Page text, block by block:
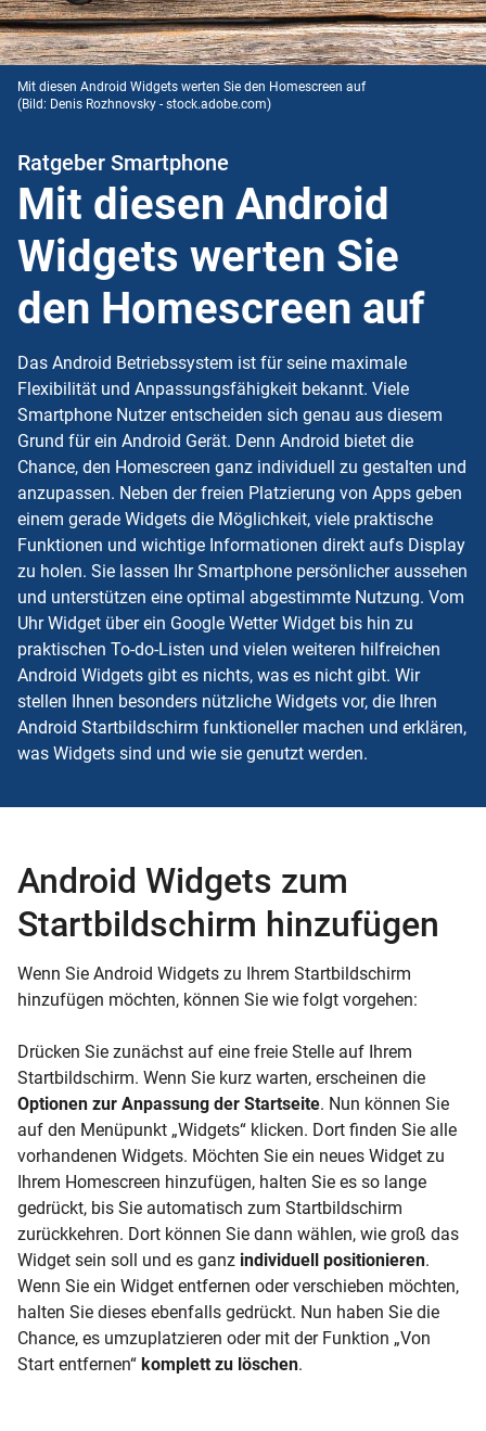
Mit diesen Android Widgets werten Sie den Homescreen auf
(Bild: Denis Rozhnovsky - stock.adobe.com)
Ratgeber Smartphone
Mit diesen Android
Widgets werten Sie
den Homescreen auf
Das Android Betriebssystem ist für seine maximale
Flexibilität und Anpassungsfähigkeit bekannt. Viele
Smartphone Nutzer entscheiden sich genau aus diesem
Grund für ein Android Gerät. Denn Android bietet die
Chance, den Homescreen ganz individuell zu gestalten und
anzupassen. Neben der freien Platzierung von Apps geben
einem gerade Widgets die Möglichkeit, viele praktische
Funktionen und wichtige Informationen direkt aufs Display
zu holen. Sie lassen Ihr Smartphone persönlicher aussehen
und unterstützen eine optimal abgestimmte Nutzung. Vom
Uhr Widget über ein Google Wetter Widget bis hin zu
praktischen To-do-Listen und vielen weiteren hilfreichen
Android Widgets gibt es nichts, was es nicht gibt. Wir
stellen Ihnen besonders nützliche Widgets vor, die Ihren
Android Startbildschirm funktioneller machen und erklären,
was Widgets sind und wie sie genutzt werden.
Android Widgets zum
Startbildschirm hinzufügen
Wenn Sie Android Widgets zu Ihrem Startbildschirm
hinzufügen möchten, können Sie wie folgt vorgehen:
Drücken Sie zunächst auf eine freie Stelle auf Ihrem
Startbildschirm. Wenn Sie kurz warten, erscheinen die
Optionen zur Anpassung der Startseite. Nun können Sie
auf den Menüpunkt „Widgets“ klicken. Dort finden Sie alle
vorhandenen Widgets. Möchten Sie ein neues Widget zu
Ihrem Homescreen hinzufügen, halten Sie es so lange
gedrückt, bis Sie automatisch zum Startbildschirm
zurückkehren. Dort können Sie dann wählen, wie groß das
Widget sein soll und es ganz individuell positionieren.
Wenn Sie ein Widget entfernen oder verschieben möchten,
halten Sie dieses ebenfalls gedrückt. Nun haben Sie die
Chance, es umzuplatzieren oder mit der Funktion „Von
Start entfernen“ komplett zu löschen.